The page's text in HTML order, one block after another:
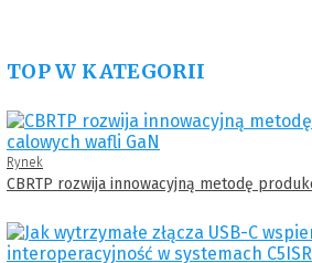
TOP W KATEGORII
Rynek
CBRTP rozwija innowacyjną metodę